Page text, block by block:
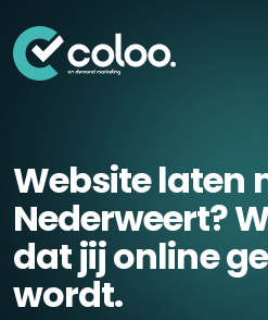
Website laten
Nederweert?
dat jij online
wordt.